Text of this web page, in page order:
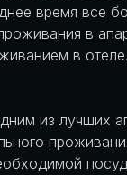
время все
в
в
из лучших